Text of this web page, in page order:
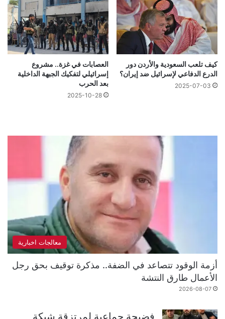
كيف تلعب السعودية والأردن دور
الدرع الدفاعي لإسرائيل ضد إيران؟
2025-07-03
العصابات في غزة.. مشروع
إسرائيلي لتفكيك الجبهة الداخلية
بعد الحرب
2025-10-28
معالجات اخبارية
أزمة الوقود تتصاعد في الضفة.. مذكرة توقيف بحق رجل
الأعمال طارق النتشة
2026-08-07